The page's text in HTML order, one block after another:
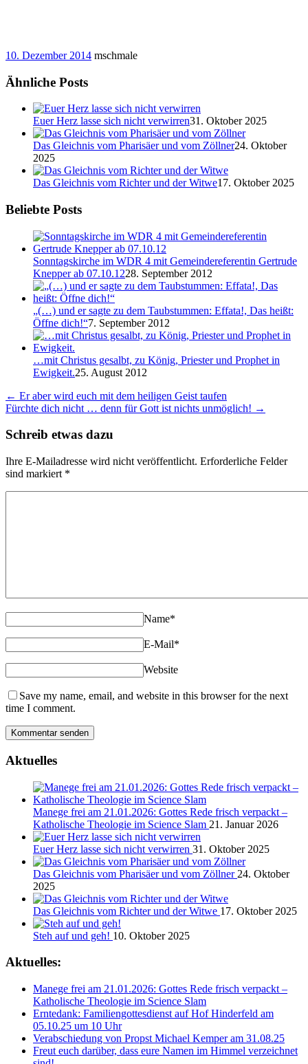
10. Dezember 2014 mschmale
Ähnliche Posts
Euer Herz lasse sich nicht verwirren31. Oktober 2025
Das Gleichnis vom Pharisäer und vom Zöllner24. Oktober
2025
Das Gleichnis vom Richter und der Witwe17. Oktober 2025
Beliebte Posts
Sonntagskirche im WDR 4 mit Gemeindereferentin Gertrude
Knepper ab 07.10.1228. September 2012
„(…) und er sagte zu dem Taubstummen: Effata!, Das heißt:
Öffne dich!“7. September 2012
…mit Christus gesalbt, zu König, Priester und Prophet in
Ewigkeit.25. August 2012
← Er aber wird euch mit dem heiligen Geist taufen
Fürchte dich nicht … denn für Gott ist nichts unmöglich! →
Schreib etwas dazu
Ihre E-Mailadresse wird nicht veröffentlicht. Erforderliche Felder
sind markiert *
Name*
E-Mail*
Website
Save my name, email, and website in this browser for the next
time I comment.
Aktuelles
Manege frei am 21.01.2026: Gottes Rede frisch verpackt –
Katholische Theologie im Science Slam 21. Januar 2026
Euer Herz lasse sich nicht verwirren 31. Oktober 2025
Das Gleichnis vom Pharisäer und vom Zöllner 24. Oktober
2025
Das Gleichnis vom Richter und der Witwe 17. Oktober 2025
Steh auf und geh! 10. Oktober 2025
Aktuelles:
Manege frei am 21.01.2026: Gottes Rede frisch verpackt –
Katholische Theologie im Science Slam
Erntedank: Familiengottesdienst auf Hof Hinderfeld am
05.10.25 um 10 Uhr
Verabschiedung von Propst Michael Kemper am 31.08.25
Freut euch darüber, dass eure Namen im Himmel verzeichnet